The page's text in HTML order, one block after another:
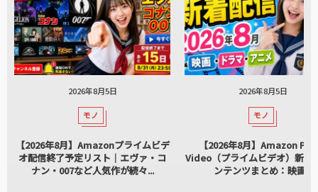
2026年8月5日
モノ
【2026年8月】Amazonプライムビデ
オ配信終了予定リスト｜エヴァ・コ
ナン・007など人気作が続々...
2026年8月5日
モノ
【2026年8月】Amazon
Video（プライムビデオ）新着
ンテンツまとめ：映画...